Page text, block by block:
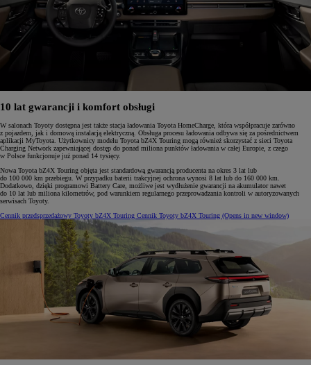
10 lat gwarancji i komfort obsługi
W salonach Toyoty dostępna jest także stacja ładowania Toyota HomeCharge, która współpracuje zarówno
z pojazdem, jak i domową instalacją elektryczną. Obsługa procesu ładowania odbywa się za pośrednictwem
aplikacji MyToyota. Użytkownicy modelu Toyota bZ4X Touring mogą również skorzystać z sieci Toyota
Charging Network zapewniającej dostęp do ponad miliona punktów ładowania w całej Europie, z czego
w Polsce funkcjonuje już ponad 14 tysięcy.
Nowa Toyota bZ4X Touring objęta jest standardową gwarancją producenta na okres 3 lat lub
do 100 000 km przebiegu. W przypadku baterii trakcyjnej ochrona wynosi 8 lat lub do 160 000 km.
Dodatkowo, dzięki programowi Battery Care, możliwe jest wydłużenie gwarancji na akumulator nawet
do 10 lat lub miliona kilometrów, pod warunkiem regularnego przeprowadzania kontroli w autoryzowanych
serwisach Toyoty.
Cennik przedsprzedażowy Toyoty bZ4X Touring Cennik Toyoty bZ4X Touring (Opens in new window)